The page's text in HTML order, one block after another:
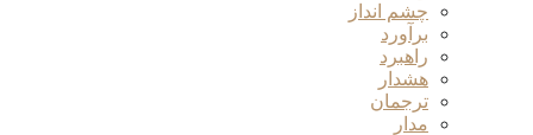
چشم انداز
برآورد
راهبرد
هشدار
ترجمان
مدار